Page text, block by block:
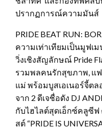
ปรากฏการณ์ความมันส์
PRIDE BEAT RUN:
ความเท่าเทียมเป็นมูฟเ
วิ่งเชิงสัญลักษณ์ Pride
รวมพลคนรักสุขภาพ, แฟ
แม่ พร้อมบูสเอเนอร์จี้ต
จาก 2 ดีเจชื่อดัง DJ
กับไฮไลต์สุดเอ็กซ์คลูซีฟ
สต์ “PRIDE IS